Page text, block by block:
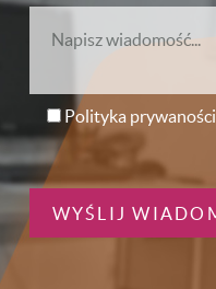
Polityka prywaności